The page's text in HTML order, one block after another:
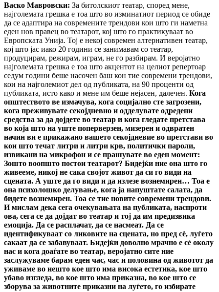
Васко Мавровски: За битолскиот театар, според мене,
најголемата грешка е тоа што во изминатиот период се обиде
да се адаптира на современите трендови кои што ги наметна
еден нов правец во театарот, кој што го практикуваат во
Европската Унија. Тој е некој современ алтернативен театар,
кој што јас иако 20 години се занимавам со театар,
продуцирам, режирам, играм, не го разбирам. И веројатно
најголемата грешка е тоа што акцентот на целиот репертоар
седум години беше насочен баш кон тие современи трендови,
кои на најголемиот дел од публиката, на 90 проценти од
публиката, исто како и мене им беше нејасен, далечен. Кога
општеството ве измачува, кога социјално сте загрозени,
кога преживувате секојдневно и одделувате одредени
средства за да дојдете во театар и кога гледате претстава
во која што на уште поперверзен, мизерен и одвратен
начин ви е прикажано вашето секојдневие во претстави во
кои што течат литри и литри крв, политички пароли,
извикани на микрофон и се прашувате во еден момент:
Зошто воопшто постои театарот? Бидејќи ние она што го
живееме, никој не сака својот живот да си го види на
сцената. А уште да го види и да излезе вознемирен… Тоа е
она психолошко делување, кога ја напуштате салата, да
бидете вознемирен. Тоа се тие новите современи трендови.
И мислам дека сега очекувањата на публиката, наспроти
ова, сега се да дојдат во театар и тој да им предизвика
емоција. Да се расплачат, да се насмеат. Да се
идентификуваат со ликовите на сцената, но пред сè, луѓето
сакаат да се забавуваат. Бидејќи доволно мрачно е сè околу
нас и кога доаѓате во театар, веројатно сите ние
заслужуваме барам еден час, час и половина од животот да
уживаме во нешто кое што има висока естетика, кое што
убаво изгледа, во кое што има приказна, во кое што се
зборува за животните приказни на луѓето, го избирате